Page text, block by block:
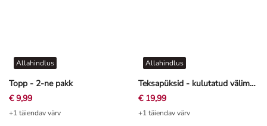
Topp - 2-ne pakk
Allahindlus
€ 9,99
+1 täiendav värv
Teksapüksid - kulutatud välimusega - sinine
Allahindlus
€ 19,99
+1 täiendav värv